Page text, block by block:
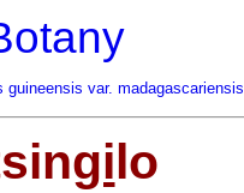
guineensis var. madagascariensis
gilo